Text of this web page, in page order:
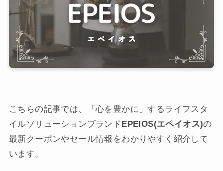
こちらの記事では、「心を豊かに」するライフスタ
イルソリューションブランドEPEIOS(エペイオス)の
最新クーポンやセール情報をわかりやすく紹介して
います。